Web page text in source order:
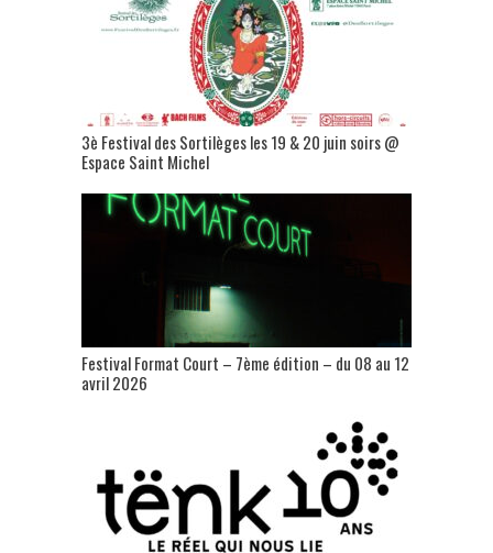
3è Festival des Sortilèges les 19 & 20 juin soirs @
Espace Saint Michel
Festival Format Court – 7ème édition – du 08 au 12
avril 2026